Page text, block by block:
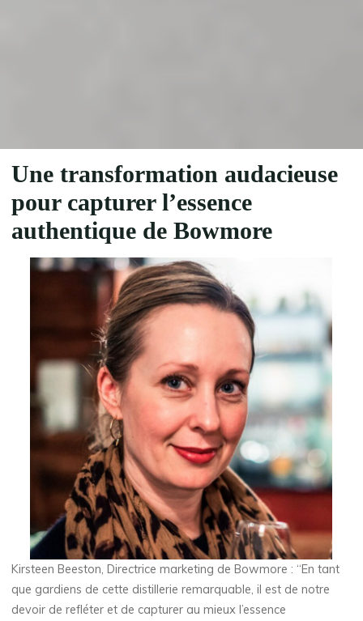
Une transformation audacieuse
pour capturer l’essence
authentique de Bowmore
Kirsteen Beeston, Directrice marketing de Bowmore : “En tant
que gardiens de cette distillerie remarquable, il est de notre
devoir de refléter et de capturer au mieux l’essence